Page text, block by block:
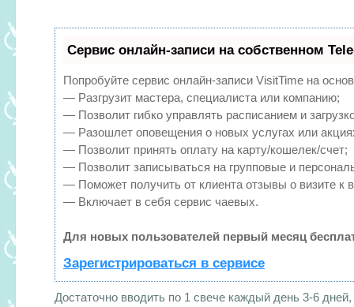
Сервис онлайн-записи на собственном
Попробуйте сервис онлайн-записи VisitTime на
— Разгрузит мастера, специалиста или компанию;
— Позволит гибко управлять расписанием и
— Разошлет оповещения о новых услугах или
— Позволит принять оплату на карту/кошелек/счет;
— Позволит записываться на групповые и
— Поможет получить от клиента отзывы о визите к
— Включает в себя сервис чаевых.
Для новых пользователей первый месяц
Зарегистрироваться в сервисе
Достаточно вводить по 1 свече каждый день 3-6